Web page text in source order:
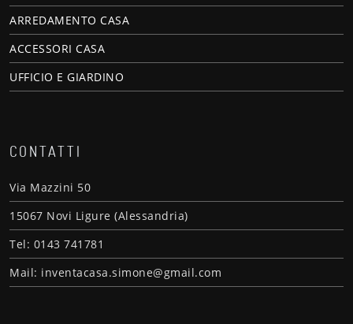
ARREDAMENTO CASA
ACCESSORI CASA
UFFICIO E GIARDINO
CONTATTI
Via Mazzini 50
15067 Novi Ligure (Alessandria)
Tel: 0143 741781
Mail: inventacasa.simone@gmail.com